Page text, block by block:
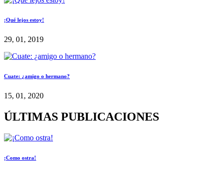
¡Qué lejos estoy!
29, 01, 2019
Cuate: ¿amigo o hermano?
15, 01, 2020
ÚLTIMAS PUBLICACIONES
¡Como ostra!